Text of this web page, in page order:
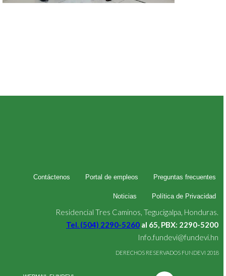
Contáctenos Portal de empleos Preguntas frecuentes
Noticias Política de Privacidad
Residencial Tres Caminos, Tegucigalpa, Honduras.
Tel. (504) 2290-5260 al 65, PBX: 2290-5200
Info.fundevi@fundevi.hn
DERECHOS RESERVADOS FUNDEVI 2018